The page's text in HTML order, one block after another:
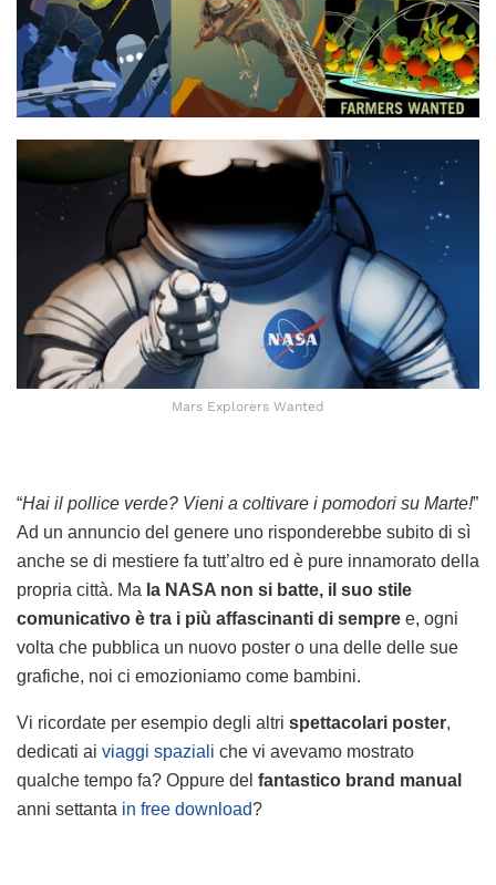
Mars Explorers Wanted
“Hai il pollice verde? Vieni a coltivare i pomodori su Marte!”
Ad un annuncio del genere uno risponderebbe subito di sì
anche se di mestiere fa tutt’altro ed è pure innamorato della
propria città. Ma la NASA non si batte, il suo stile
comunicativo è tra i più affascinanti di sempre e, ogni
volta che pubblica un nuovo poster o una delle delle sue
grafiche, noi ci emozioniamo come bambini.
Vi ricordate per esempio degli altri spettacolari poster,
dedicati ai viaggi spaziali che vi avevamo mostrato
qualche tempo fa? Oppure del fantastico brand manual
anni settanta in free download?